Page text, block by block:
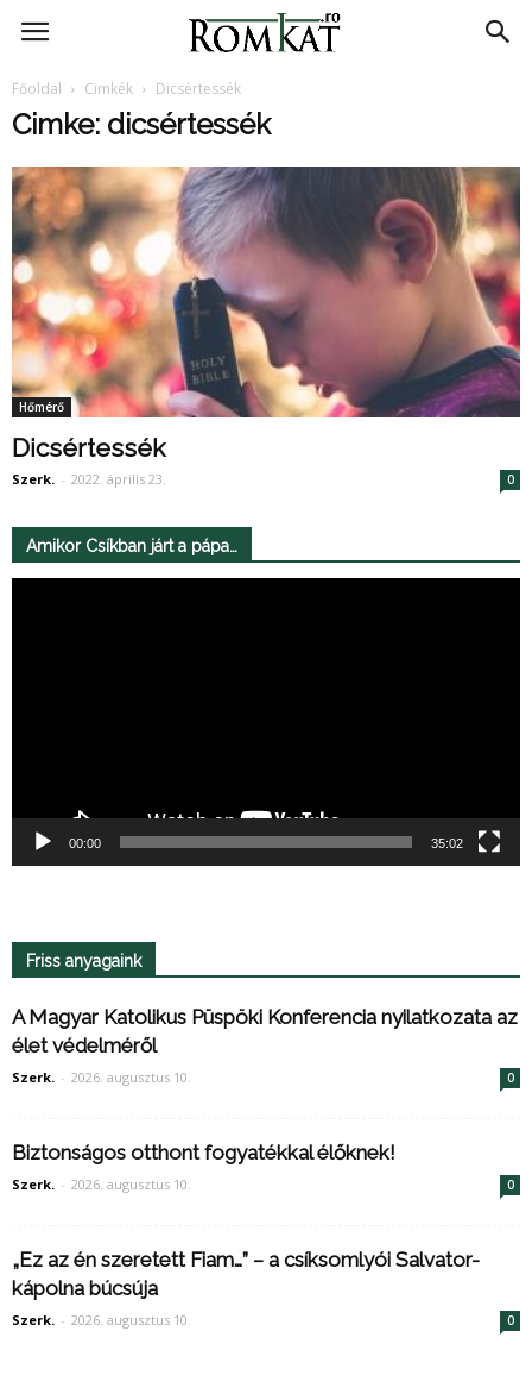
RomKat.ro
Főoldal Cimkék Dicsértessék
Cimke: dicsértessék
Hőmérő
Dicsértessék
Szerk. - 2022. április 23. 0
Amikor Csíkban járt a pápa…
00:00 35:02
Friss anyagaink
A Magyar Katolikus Püspöki Konferencia nyilatkozata az
élet védelméről
Szerk. - 2026. augusztus 10. 0
Biztonságos otthont fogyatékkal élőknek!
Szerk. - 2026. augusztus 10. 0
„Ez az én szeretett Fiam…” – a csíksomlyói Salvator-
kápolna búcsúja
Szerk. - 2026. augusztus 10. 0